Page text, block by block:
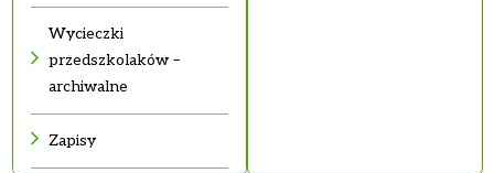
Wycieczki
przedszkolaków –
archiwalne
Zapisy